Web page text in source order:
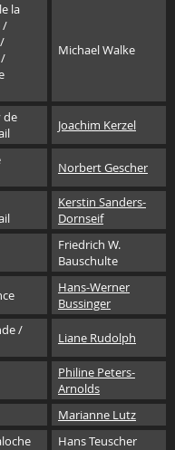
la
/
Michael Walke
de
Joachim Kerzel
Norbert Gescher
Kerstin Sanders-
Dornseif
Friedrich W.
Bauschulte
Hans-Werner
Bussinger
/
Liane Rudolph
Philine Peters-
Arnolds
Marianne Lutz
Hans Teuscher